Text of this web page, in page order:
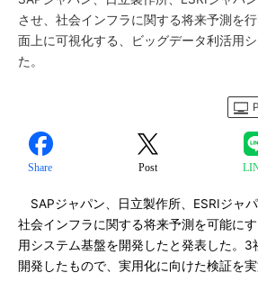
させ、社会インフラに関する将来予測を
面上に可視化する、ビッグデータ利活用
た。
Share Post
SAPジャパン、日立製作所、ESRIジャパ
社会インフラに関する将来予測を可能に
用システム基盤を開発したと発表した。3
開発したもので、実用化に向けた検証を実